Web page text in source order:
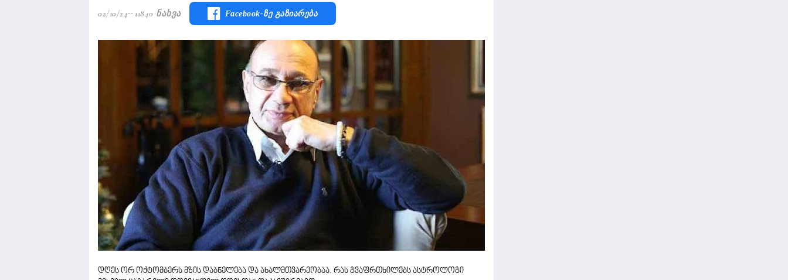
02/10/24 11840 Ნახვა Facebook-Ზე Გაზიარება
დღეს ორ ოქტომბერს მზის დაბნელება და ახალმთვარეობაა. რას გვაფრთხილებს ასტროლოგი